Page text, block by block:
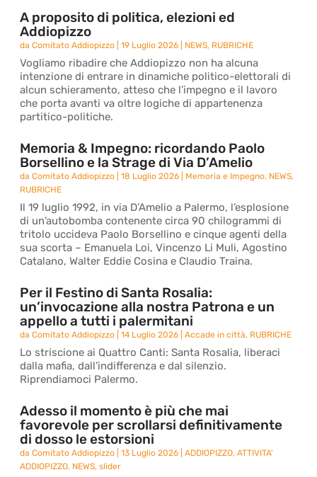
A proposito di politica, elezioni ed
Addiopizzo
daComitato Addiopizzo |19 Luglio 2026 NEWS, RUBRICHE
Vogliamo ribadire che Addiopizzo non ha alcuna
intenzione di entrare in dinamiche politico-elettorali di
alcun schieramento, atteso che l’impegno e il lavoro
che porta avanti va oltre logiche di appartenenza
partitico-politiche.
Memoria & Impegno: ricordando Paolo
Borsellino e la Strage di Via D’Amelio
daComitato Addiopizzo |18 Luglio 2026 Memoria e Impegno, NEWS,
RUBRICHE
Il 19 luglio 1992, in via D’Amelio a Palermo, l’esplosione
di un’autobomba contenente circa 90 chilogrammi di
tritolo uccideva Paolo Borsellino e cinque agenti della
sua scorta – Emanuela Loi, Vincenzo Li Muli, Agostino
Catalano, Walter Eddie Cosina e Claudio Traina.
Per il Festino di Santa Rosalia:
un’invocazione alla nostra Patrona e un
appello a tutti i palermitani
daComitato Addiopizzo |14 Luglio 2026 |Accade in città, RUBRICHE
Lo striscione ai Quattro Canti: Santa Rosalia, liberaci
dalla mafia, dall’indifferenza e dal silenzio.
Riprendiamoci Palermo.
Adesso il momento è più che mai
favorevole per scrollarsi definitivamente
di dosso le estorsioni
daComitato Addiopizzo |13 Luglio 2026 |ADDIOPIZZO,ATTIVITA'
ADDIOPIZZO, NEWS,slider